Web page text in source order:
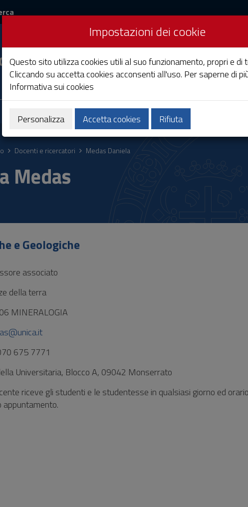
Studi di Cagliari
Ricerca Società e territorio
Docenti e ricercatori Medas Daniela
Medas
e Geologiche
associato
della terra
MINERALOGIA
675 7771
Universitaria, Blocco A, 09042 Monserrato
riceve gli studenti e le studentesse in qualsiasi giorno ed
appuntamento.
Impostazioni dei cookie
Questo sito utilizza cookies utili al suo funzionamento, propri e di
Cliccando su accetta cookies acconsenti all'uso. Per saperne di
Informativa sui cookies
Personalizza Accetta cookies Rifiuta